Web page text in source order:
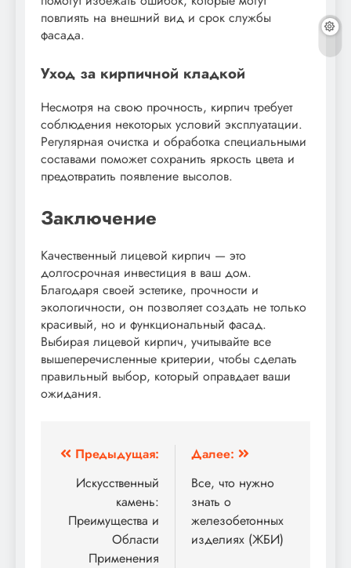
повлиять на внешний вид и срок службы
фасада.
Уход за кирпичной кладкой
Несмотря на свою прочность, кирпич требует
соблюдения некоторых условий эксплуатации.
Регулярная очистка и обработка специальными
составами поможет сохранить яркость цвета и
предотвратить появление высолов.
Заключение
Качественный лицевой кирпич — это
долгосрочная инвестиция в ваш дом.
Благодаря своей эстетике, прочности и
экологичности, он позволяет создать не только
красивый, но и функциональный фасад.
Выбирая лицевой кирпич, учитывайте все
вышеперечисленные критерии, чтобы сделать
правильный выбор, который оправдает ваши
ожидания.
Навигация
по
записям
Предыдущая:
Искусственный
камень:
Преимущества и
Области
Применения
Далее:
Все, что нужно
знать о
железобетонных
изделиях (ЖБИ)